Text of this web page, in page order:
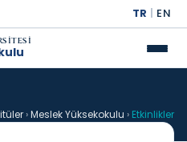
TR | EN
›Meslek Yüksekokulu › Etkinlikler